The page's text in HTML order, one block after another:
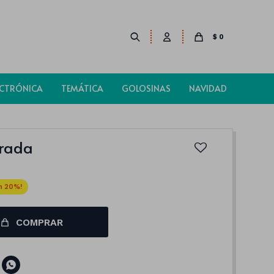
TEMÁTICA GOLOSINAS NAVIDAD
$ 0
20
COMPRAR
